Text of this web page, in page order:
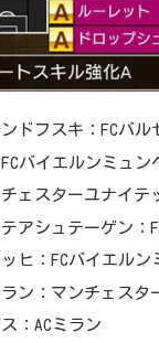
ドフスキ：FCバル
バイエルンミュン
ェスターユナイテ
アシュテーゲン：
ヒ：FCバイエルン
ン：マンチェスタ
：ACミラン